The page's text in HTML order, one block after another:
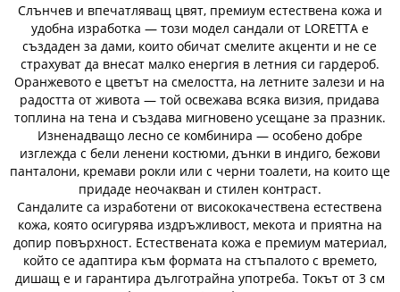
Слънчев и впечатляващ цвят, премиум естествена кожа и
удобна изработка — този модел сандали от LORETTA е
създаден за дами, които обичат смелите акценти и не се
страхуват да внесат малко енергия в летния си гардероб.
Оранжевото е цветът на смелостта, на летните залези и на
радостта от живота — той освежава всяка визия, придава
топлина на тена и създава мигновено усещане за празник.
Изненадващо лесно се комбинира — особено добре
изглежда с бели ленени костюми, дънки в индиго, бежови
панталони, кремави рокли или с черни тоалети, на които ще
придаде неочакван и стилен контраст.
Сандалите са изработени от висококачествена естествена
кожа, която осигурява издръжливост, мекота и приятна на
допир повърхност. Естествената кожа е премиум материал,
който се адаптира към формата на стъпалото с времето,
дишащ е и гарантира дълготрайна употреба. Токът от 3 см